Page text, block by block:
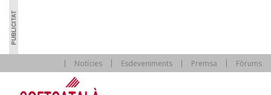
Notícies Esdeveniments Premsa Fòrums